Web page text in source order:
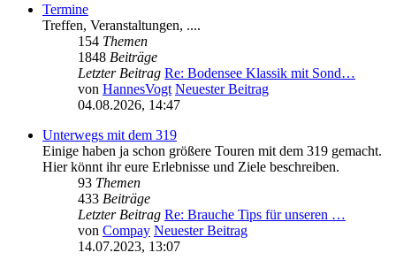
Termine
Treffen, Veranstaltungen, ....
154 Themen
1848 Beiträge
Letzter Beitrag Re: Bodensee Klassik mit Sond…
von HannesVogt Neuester Beitrag
04.08.2026, 14:47
Unterwegs mit dem 319
Einige haben ja schon größere Touren mit dem 319 gemacht.
Hier könnt ihr eure Erlebnisse und Ziele beschreiben.
93 Themen
433 Beiträge
Letzter Beitrag Re: Brauche Tips für unseren …
von Compay Neuester Beitrag
14.07.2023, 13:07